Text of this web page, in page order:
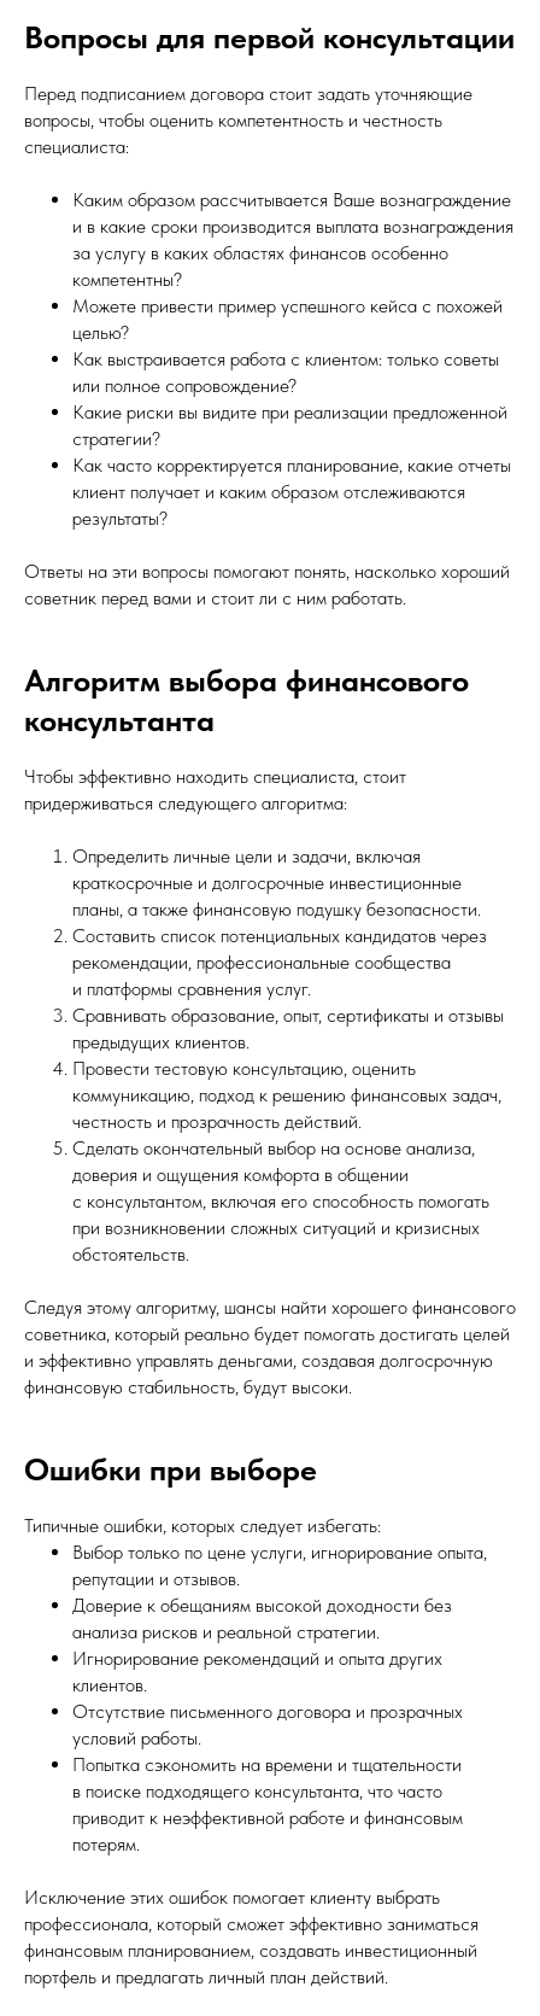
Вопросы для первой консультации
Перед подписанием договора стоит задать уточняющие
вопросы, чтобы оценить компетентность и честность
специалиста:
Каким образом рассчитывается Ваше вознаграждение
и в какие сроки производится выплата вознаграждения
за услугу в каких областях финансов особенно
компетентны?
Можете привести пример успешного кейса с похожей
целью?
Как выстраивается работа с клиентом: только советы
или полное сопровождение?
Какие риски вы видите при реализации предложенной
стратегии?
Как часто корректируется планирование, какие отчеты
клиент получает и каким образом отслеживаются
результаты?
Ответы на эти вопросы помогают понять, насколько хороший
советник перед вами и стоит ли с ним работать.
Алгоритм выбора финансового
консультанта
Чтобы эффективно находить специалиста, стоит
придерживаться следующего алгоритма:
Определить личные цели и задачи, включая
краткосрочные и долгосрочные инвестиционные
планы, а также финансовую подушку безопасности.
Составить список потенциальных кандидатов через
рекомендации, профессиональные сообщества
и платформы сравнения услуг.
Сравнивать образование, опыт, сертификаты и отзывы
предыдущих клиентов.
Провести тестовую консультацию, оценить
коммуникацию, подход к решению финансовых задач,
честность и прозрачность действий.
Сделать окончательный выбор на основе анализа,
доверия и ощущения комфорта в общении
с консультантом, включая его способность помогать
при возникновении сложных ситуаций и кризисных
обстоятельств.
Следуя этому алгоритму, шансы найти хорошего финансового
советника, который реально будет помогать достигать целей
и эффективно управлять деньгами, создавая долгосрочную
финансовую стабильность, будут высоки.
Ошибки при выборе
Типичные ошибки, которых следует избегать:
Выбор только по цене услуги, игнорирование опыта,
репутации и отзывов.
Доверие к обещаниям высокой доходности без
анализа рисков и реальной стратегии.
Игнорирование рекомендаций и опыта других
клиентов.
Отсутствие письменного договора и прозрачных
условий работы.
Попытка сэкономить на времени и тщательности
в поиске подходящего консультанта, что часто
приводит к неэффективной работе и финансовым
потерям.
Исключение этих ошибок помогает клиенту выбрать
профессионала, который сможет эффективно заниматься
финансовым планированием, создавать инвестиционный
портфель и предлагать личный план действий.